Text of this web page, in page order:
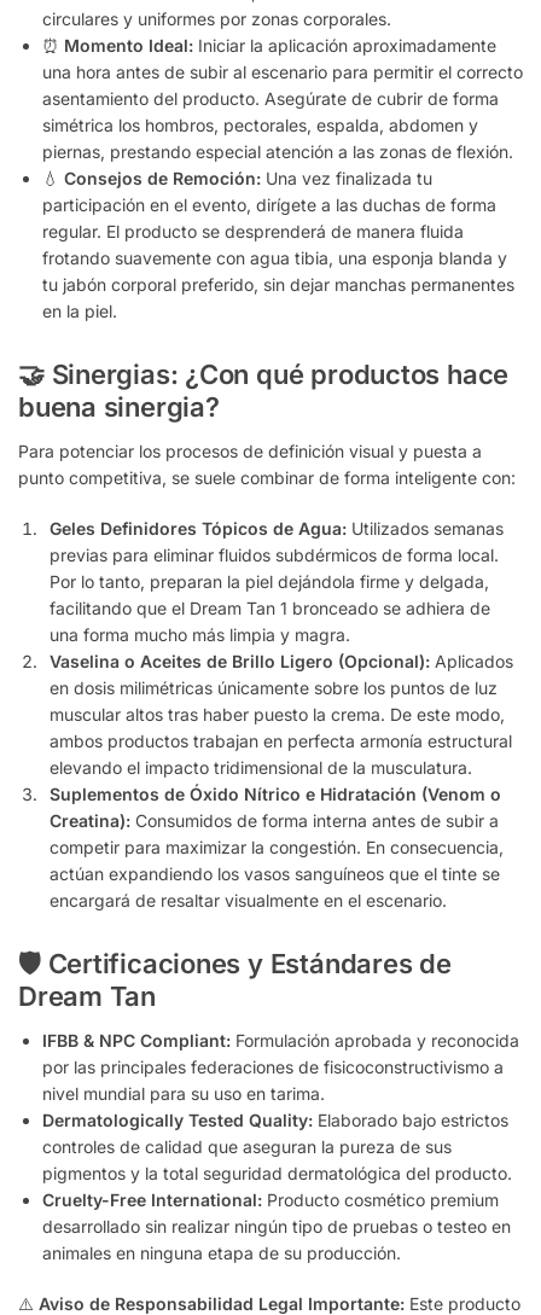
circulares y uniformes por zonas corporales.
⏰ Momento Ideal: Iniciar la aplicación aproximadamente
una hora antes de subir al escenario para permitir el correcto
asentamiento del producto. Asegúrate de cubrir de forma
simétrica los hombros, pectorales, espalda, abdomen y
piernas, prestando especial atención a las zonas de flexión.
💧 Consejos de Remoción: Una vez finalizada tu
participación en el evento, dirígete a las duchas de forma
regular. El producto se desprenderá de manera fluida
frotando suavemente con agua tibia, una esponja blanda y
tu jabón corporal preferido, sin dejar manchas permanentes
en la piel.
🤝 Sinergias: ¿Con qué productos hace
buena sinergia?
Para potenciar los procesos de definición visual y puesta a
punto competitiva, se suele combinar de forma inteligente con:
Geles Definidores Tópicos de Agua: Utilizados semanas
previas para eliminar fluidos subdérmicos de forma local.
Por lo tanto, preparan la piel dejándola firme y delgada,
facilitando que el Dream Tan 1 bronceado se adhiera de
una forma mucho más limpia y magra.
Vaselina o Aceites de Brillo Ligero (Opcional): Aplicados
en dosis milimétricas únicamente sobre los puntos de luz
muscular altos tras haber puesto la crema. De este modo,
ambos productos trabajan en perfecta armonía estructural
elevando el impacto tridimensional de la musculatura.
Suplementos de Óxido Nítrico e Hidratación (Venom o
Creatina): Consumidos de forma interna antes de subir a
competir para maximizar la congestión. En consecuencia,
actúan expandiendo los vasos sanguíneos que el tinte se
encargará de resaltar visualmente en el escenario.
🛡️ Certificaciones y Estándares de
Dream Tan
IFBB & NPC Compliant: Formulación aprobada y reconocida
por las principales federaciones de fisicoconstructivismo a
nivel mundial para su uso en tarima.
Dermatologically Tested Quality: Elaborado bajo estrictos
controles de calidad que aseguran la pureza de sus
pigmentos y la total seguridad dermatológica del producto.
Cruelty-Free International: Producto cosmético premium
desarrollado sin realizar ningún tipo de pruebas o testeo en
animales en ninguna etapa de su producción.
⚠️ Aviso de Responsabilidad Legal Importante: Este producto